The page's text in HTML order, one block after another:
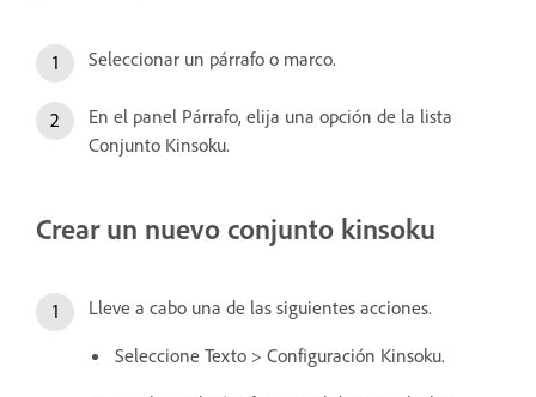
Seleccionar un párrafo o marco.
En el panel Párrafo, elija una opción de la lista
Conjunto Kinsoku.
Crear un nuevo conjunto kinsoku
Lleve a cabo una de las siguientes acciones.
Seleccione Texto > Configuración Kinsoku.